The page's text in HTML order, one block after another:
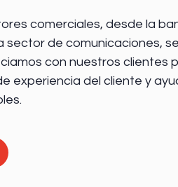
comerciales, desde la
sector de comunicaciones,
con nuestros clientes
experiencia del cliente y